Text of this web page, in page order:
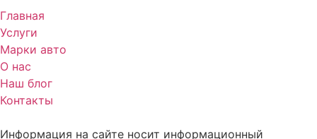
Главная
Услуги
Марки авто
О нас
Наш блог
Контакты
Информация на сайте носит информационный